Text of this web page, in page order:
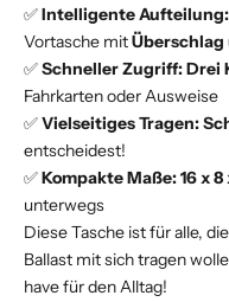
✅Intelligente Aufteilung:
Vortasche mit
✅Schneller Zugriff:Drei
Fahrkarten oder Ausweise
✅Vielseitiges Tragen:
entscheidest!
✅Kompakte Maße:16 x 8
unterwegs
Diese Tasche ist für alle,
Ballast mit sich tragen
have für den Alltag!